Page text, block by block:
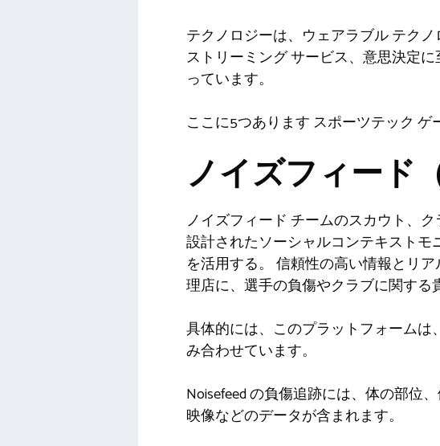
テクノロジーは、ウェアラブル テク
ストリーミング サービス、意思決定
っています。
ここに5つあります スポーツテック ゲ
ノイズフィード
ノイズフィード チームのスカウト、
設計されたソーシャルコンテキストモ
を活用する。 信頼性の高い情報とリ
理店に、選手の負傷やクラブに関する
具体的には、このプラットフォームは
み合わせています。
Noisefeed の負傷追跡には、体の部位
映像などのデータが含まれます。